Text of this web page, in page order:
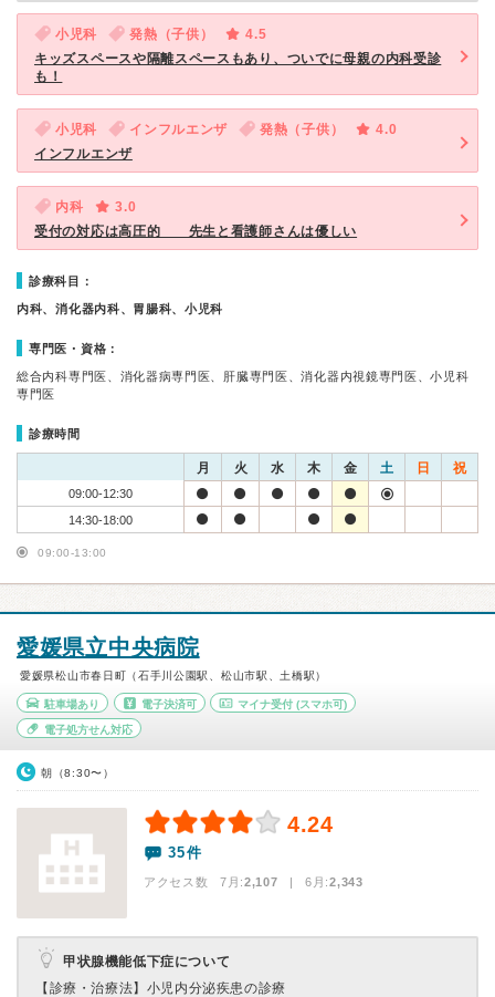
小児科 発熱（子供）
4.5
キッズスペースや隔離スペースもあり、ついでに母親の内科受診
も！
小児科 インフルエンザ 発熱（子供）
4.0
インフルエンザ
内科
3.0
受付の対応は高圧的 先生と看護師さんは優しい
診療科目：
内科、消化器内科、胃腸科、小児科
専門医・資格：
総合内科専門医、消化器病専門医、肝臓専門医、消化器内視鏡専門医、小児科
専門医
診療時間
月 火 水 木 金 土 日 祝
09:00-12:30
14:30-18:00
09:00-13:00
愛媛県立中央病院
愛媛県松山市春日町（石手川公園駅、松山市駅、土橋駅）
駐車場あり 電子決済可 マイナ受付 (スマホ可)
電子処方せん対応
朝（8:30〜）
4.24
35件
アクセス数 7月:2,107 | 6月:2,343
甲状腺機能低下症について
【診療・治療法】 小児内分泌疾患の診療